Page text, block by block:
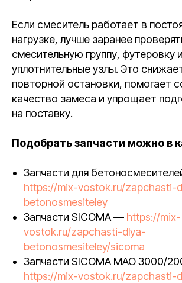
Если смеситель работает в
нагрузке, лучше заранее
смесительную группу, футеровку и
уплотнительные узлы. Это
повторной остановки, помогает
качество замеса и упрощает
на поставку.
Подобрать запчасти можно в
Запчасти для
https://mix-vostok.ru/zapchasti-
betonosmesiteley
Запчасти SICOMA — https://mix-
vostok.ru/zapchasti-dlya-
betonosmesiteley/sicoma
Запчасти SICOMA MAO 3000/
https://mix-vostok.ru/zapchasti-